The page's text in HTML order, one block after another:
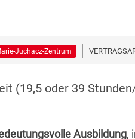
Juchacz-Zentrum
(19,5 oder 39
Ausbildung,